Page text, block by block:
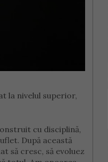
la nivelul superior,
cu disciplină,
După această
să cresc, să evoluez